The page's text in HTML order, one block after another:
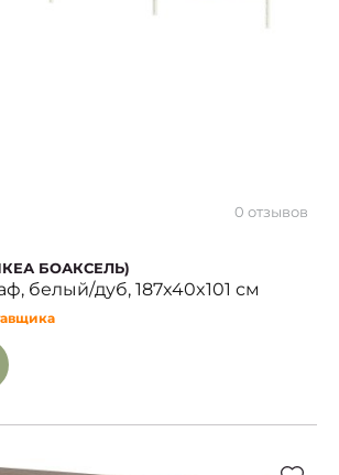
0 отзывов
БОАКСЕЛЬ)
белый/дуб, 187x40x101 см